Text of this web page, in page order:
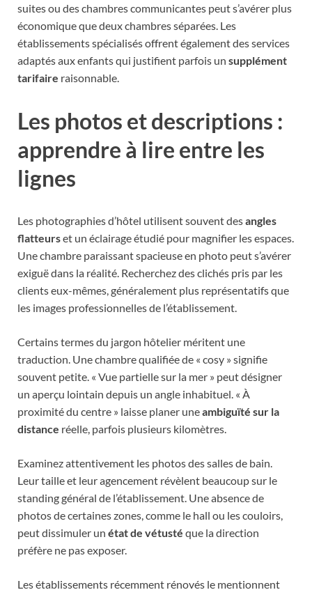
suites ou des chambres communicantes peut s’avérer plus
économique que deux chambres séparées. Les
établissements spécialisés offrent également des services
adaptés aux enfants qui justifient parfois un supplément
tarifaire raisonnable.
Les photos et descriptions :
apprendre à lire entre les
lignes
Les photographies d’hôtel utilisent souvent desangles
flatteurset un éclairage étudié pour magnifier les espaces.
Une chambre paraissant spacieuse en photo peut s’avérer
exiguë dans la réalité. Recherchez des clichés pris par les
clients eux-mêmes, généralement plus représentatifs que
les images professionnelles de l’établissement.
Certains termes du jargon hôtelier méritent une
traduction. Une chambre qualifiée de « cosy » signifie
souvent petite. « Vue partielle sur la mer » peut désigner
un aperçu lointain depuis un angle inhabituel. « À
proximité du centre » laisse planer uneambiguïté sur la
distance réelle, parfois plusieurs kilomètres.
Examinez attentivement les photos des salles de bain.
Leur taille et leur agencement révèlent beaucoup sur le
standing général de l’établissement. Une absence de
photos de certaines zones, comme le hall ou les couloirs,
peut dissimuler un état de vétusté que la direction
préfère ne pas exposer.
Les établissements récemment rénovés le mentionnent